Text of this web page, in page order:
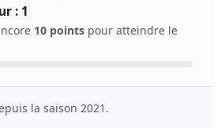
: 1
10 points pour atteindre le
la saison 2021.